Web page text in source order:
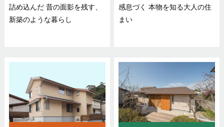
詰め込んだ 昔の面影を残す、
新築のような暮らし
感息づく 本物を知る大人の住
まい